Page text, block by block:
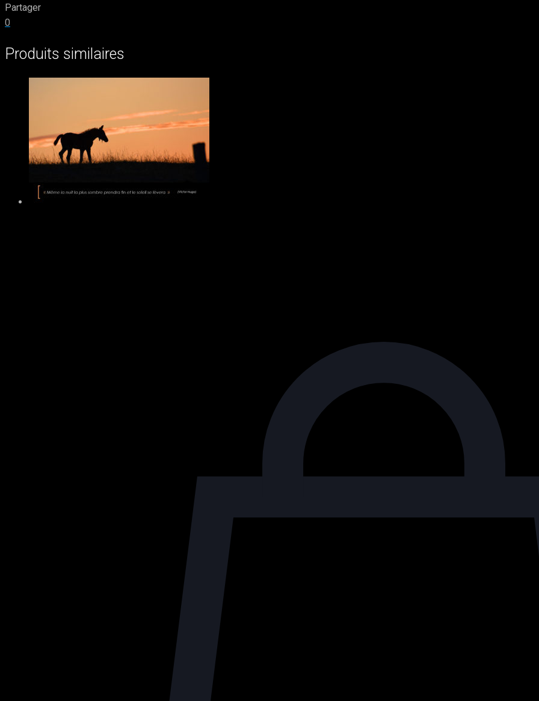
Terre
des
(Nord
Partager
0
Produits similaires